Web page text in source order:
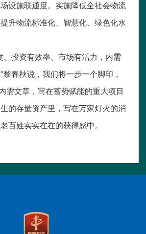
设施联通度。实施降低全社会物流
升物流标准化、智慧化、绿色化水
、投资有效率、市场有活力，内需
黎春秋说，我们将一步一个脚印，
需文章，写在蓄势赋能的重大项目
的存量资产里，写在万家灯火的消
百姓实实在在的获得感中。